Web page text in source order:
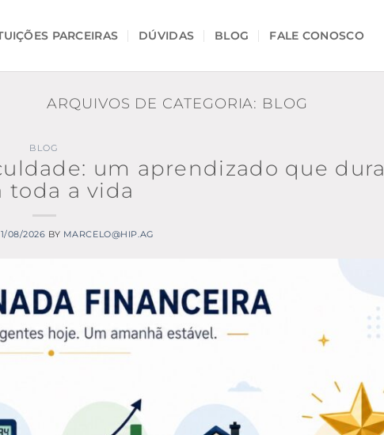
PARCEIRAS DÚVIDAS BLOG FALE CONOSCO
ARQUIVOS DE CATEGORIA: BLOG
BLOG
um aprendizado que dura
toda a vida
08/2026 BY MARCELO@HIP.AG